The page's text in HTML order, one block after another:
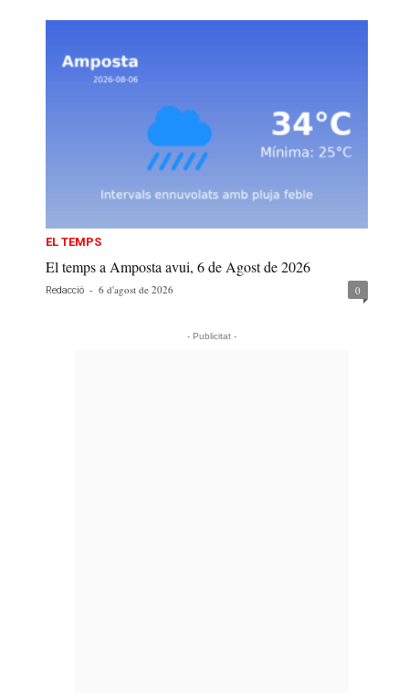
EL TEMPS
El temps a Amposta avui, 6 de Agost de 2026
Redacció - 6 d'agost de 2026 0
- Publicitat -